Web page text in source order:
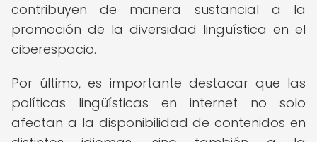
contribuyen de manera sustancial a la
promoción de la diversidad lingüística en el
ciberespacio.
Por último, es importante destacar que las
políticas lingüísticas en internet no solo
afectan a la disponibilidad de contenidos en